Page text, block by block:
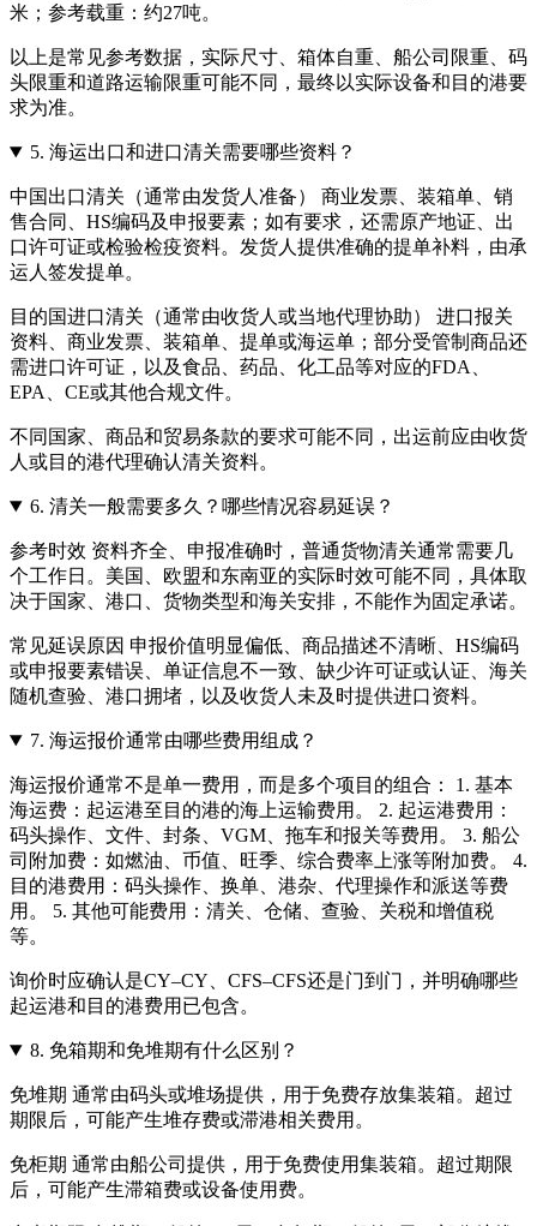
米；参考载重：约27吨。
以上是常见参考数据，实际尺寸、箱体自重、船公司限重、码
头限重和道路运输限重可能不同，最终以实际设备和目的港要
求为准。
5. 海运出口和进口清关需要哪些资料？
中国出口清关（通常由发货人准备） 商业发票、装箱单、销
售合同、HS编码及申报要素；如有要求，还需原产地证、出
口许可证或检验检疫资料。发货人提供准确的提单补料，由承
运人签发提单。
目的国进口清关（通常由收货人或当地代理协助） 进口报关
资料、商业发票、装箱单、提单或海运单；部分受管制商品还
需进口许可证，以及食品、药品、化工品等对应的FDA、
EPA、CE或其他合规文件。
不同国家、商品和贸易条款的要求可能不同，出运前应由收货
人或目的港代理确认清关资料。
6. 清关一般需要多久？哪些情况容易延误？
参考时效 资料齐全、申报准确时，普通货物清关通常需要几
个工作日。美国、欧盟和东南亚的实际时效可能不同，具体取
决于国家、港口、货物类型和海关安排，不能作为固定承诺。
常见延误原因 申报价值明显偏低、商品描述不清晰、HS编码
或申报要素错误、单证信息不一致、缺少许可证或认证、海关
随机查验、港口拥堵，以及收货人未及时提供进口资料。
7. 海运报价通常由哪些费用组成？
海运报价通常不是单一费用，而是多个项目的组合： 1. 基本
海运费：起运港至目的港的海上运输费用。 2. 起运港费用：
码头操作、文件、封条、VGM、拖车和报关等费用。 3. 船公
司附加费：如燃油、币值、旺季、综合费率上涨等附加费。 4.
目的港费用：码头操作、换单、港杂、代理操作和派送等费
用。 5. 其他可能费用：清关、仓储、查验、关税和增值税
等。
询价时应确认是CY–CY、CFS–CFS还是门到门，并明确哪些
起运港和目的港费用已包含。
8. 免箱期和免堆期有什么区别？
免堆期 通常由码头或堆场提供，用于免费存放集装箱。超过
期限后，可能产生堆存费或滞港相关费用。
免柜期 通常由船公司提供，用于免费使用集装箱。超过期限
后，可能产生滞箱费或设备使用费。